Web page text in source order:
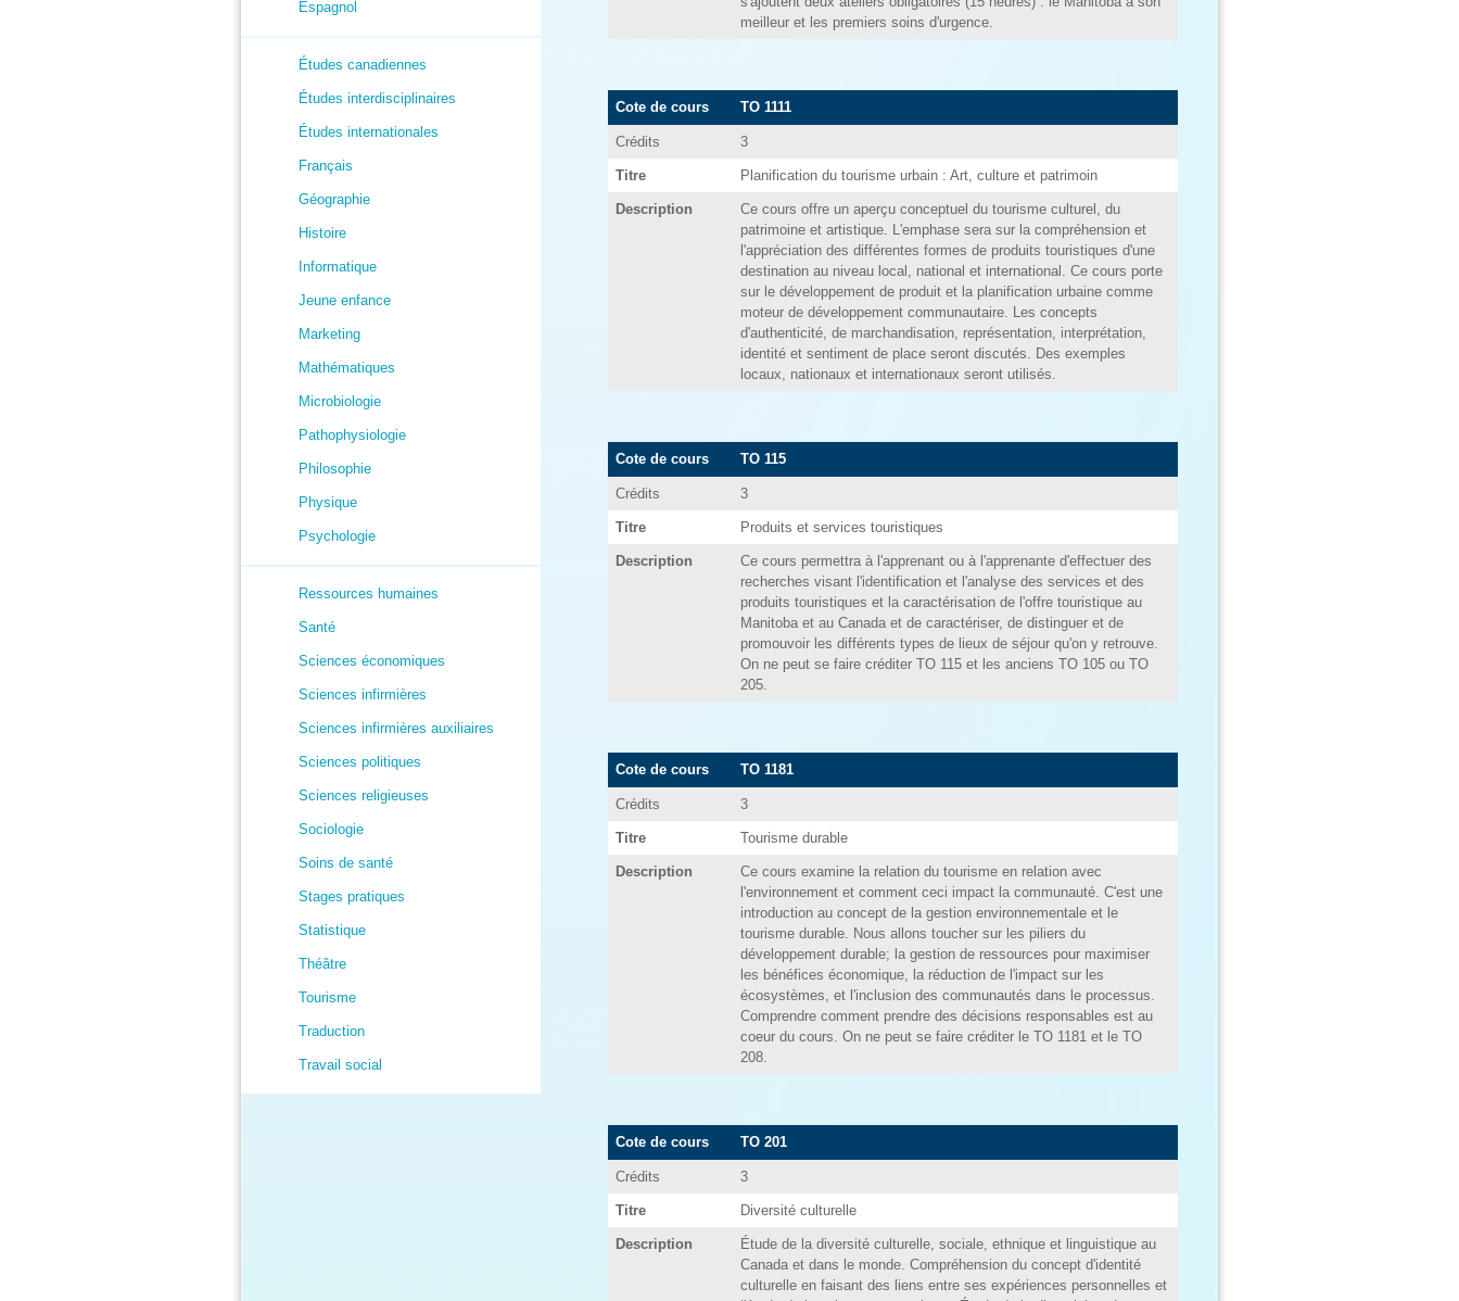
Espagnol
Études canadiennes
Études interdisciplinaires
Études internationales
Français
Géographie
Histoire
Informatique
Jeune enfance
Marketing
Mathématiques
Microbiologie
Pathophysiologie
Philosophie
Physique
Psychologie
Ressources humaines
Santé
Sciences économiques
Sciences infirmières
Sciences infirmières auxiliaires
Sciences politiques
Sciences religieuses
Sociologie
Soins de santé
Stages pratiques
Statistique
Théâtre
Tourisme
Traduction
Travail social
meilleur et les premiers soins d'urgence.
Cote de cours TO 1111
Crédits 3
Titre Planification du tourisme urbain : Art, culture et patrimoin
Description
Ce cours offre un aperçu conceptuel du tourisme culturel, du
patrimoine et artistique. L'emphase sera sur la compréhension et
l'appréciation des différentes formes de produits touristiques d'une
destination au niveau local, national et international. Ce cours porte
sur le développement de produit et la planification urbaine comme
moteur de développement communautaire. Les concepts
d'authenticité, de marchandisation, représentation, interprétation,
identité et sentiment de place seront discutés. Des exemples
locaux, nationaux et internationaux seront utilisés.
Cote de cours TO 115
Crédits 3
Titre Produits et services touristiques
Description
Ce cours permettra à l'apprenant ou à l'apprenante d'effectuer des
recherches visant l'identification et l'analyse des services et des
produits touristiques et la caractérisation de l'offre touristique au
Manitoba et au Canada et de caractériser, de distinguer et de
promouvoir les différents types de lieux de séjour qu'on y retrouve.
On ne peut se faire créditer TO 115 et les anciens TO 105 ou TO
205.
Cote de cours TO 1181
Crédits 3
Titre Tourisme durable
Description
Ce cours examine la relation du tourisme en relation avec
l'environnement et comment ceci impact la communauté. C'est une
introduction au concept de la gestion environnementale et le
tourisme durable. Nous allons toucher sur les piliers du
développement durable; la gestion de ressources pour maximiser
les bénéfices économique, la réduction de l'impact sur les
écosystèmes, et l'inclusion des communautés dans le processus.
Comprendre comment prendre des décisions responsables est au
coeur du cours. On ne peut se faire créditer le TO 1181 et le TO
208.
Cote de cours TO 201
Crédits 3
Titre Diversité culturelle
Description
Étude de la diversité culturelle, sociale, ethnique et linguistique au
Canada et dans le monde. Compréhension du concept d'identité
culturelle en faisant des liens entre ses expériences personnelles et